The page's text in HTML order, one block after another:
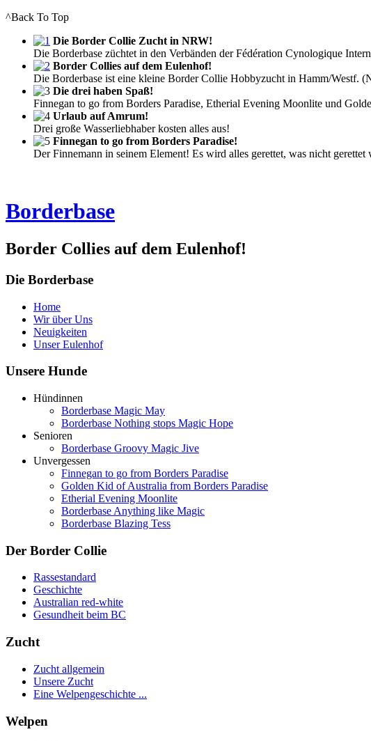
^Back To Top
Die Border Collie Zucht in NRW!
Die Borderbase züchtet in den Verbänden der Fédération Cynologique
Border Collies auf dem Eulenhof!
Die Borderbase ist eine kleine Border Collie Hobbyzucht in Hamm/Westf.
Die drei haben Spaß!
Finnegan to go from Borders Paradise, Etherial Evening Moonlite und
Urlaub auf Amrum!
Drei große Wasserliebhaber kosten alles aus!
Finnegan to go from Borders Paradise!
Der Finnemann in seinem Element! Es wird alles gerettet, was nicht
Borderbase
Border Collies auf dem Eulenhof!
Die Borderbase
Home
Wir über Uns
Neuigkeiten
Unser Eulenhof
Unsere Hunde
Hündinnen
Borderbase Magic May
Borderbase Nothing stops Magic Hope
Senioren
Borderbase Groovy Magic Jive
Unvergessen
Finnegan to go from Borders Paradise
Golden Kid of Australia from Borders Paradise
Etherial Evening Moonlite
Borderbase Anything like Magic
Borderbase Blazing Tess
Der Border Collie
Rassestandard
Geschichte
Australian red-white
Gesundheit beim BC
Zucht
Zucht allgemein
Unsere Zucht
Eine Welpengeschichte ...
Welpen